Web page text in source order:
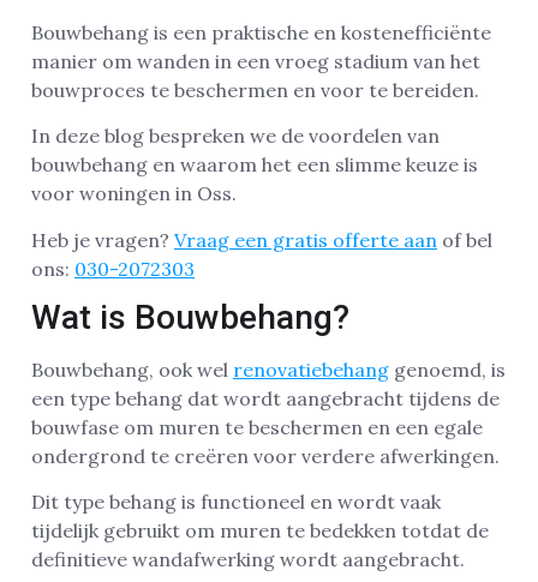
Bouwbehang is een praktische en kostenefficiënte
manier om wanden in een vroeg stadium van het
bouwproces te beschermen en voor te bereiden.
In deze blog bespreken we de voordelen van
bouwbehang en waarom het een slimme keuze is
voor woningen in Oss.
Heb je vragen? Vraag een gratis offerte aan of bel
ons: 030-2072303
Wat is Bouwbehang?
Bouwbehang, ook wel renovatiebehang genoemd, is
een type behang dat wordt aangebracht tijdens de
bouwfase om muren te beschermen en een egale
ondergrond te creëren voor verdere afwerkingen.
Dit type behang is functioneel en wordt vaak
tijdelijk gebruikt om muren te bedekken totdat de
definitieve wandafwerking wordt aangebracht.